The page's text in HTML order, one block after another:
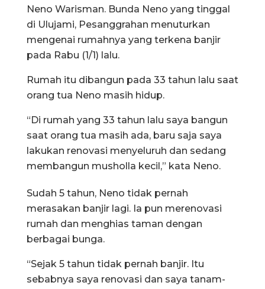
Neno Warisman. Bunda Neno yang tinggal
di Ulujami, Pesanggrahan menuturkan
mengenai rumahnya yang terkena banjir
pada Rabu (1/1) lalu.
Rumah itu dibangun pada 33 tahun lalu saat
orang tua Neno masih hidup.
“Di rumah yang 33 tahun lalu saya bangun
saat orang tua masih ada, baru saja saya
lakukan renovasi menyeluruh dan sedang
membangun musholla kecil,” kata Neno.
Sudah 5 tahun, Neno tidak pernah
merasakan banjir lagi. Ia pun merenovasi
rumah dan menghias taman dengan
berbagai bunga.
“Sejak 5 tahun tidak pernah banjir. Itu
sebabnya saya renovasi dan saya tanam-